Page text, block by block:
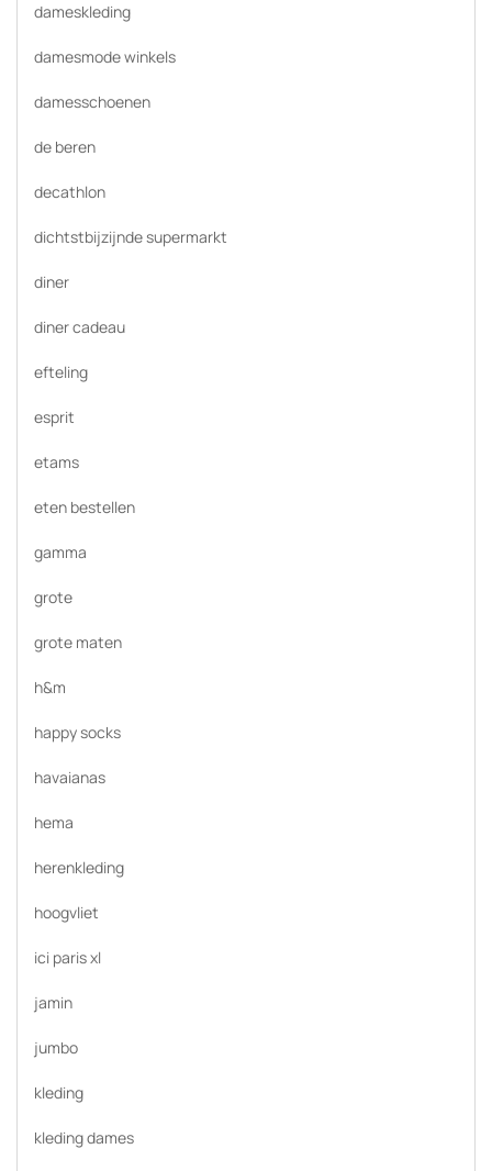
dameskleding
damesmode winkels
damesschoenen
de beren
decathlon
dichtstbijzijnde supermarkt
diner
diner cadeau
efteling
esprit
etams
eten bestellen
gamma
grote
grote maten
h&m
happy socks
havaianas
hema
herenkleding
hoogvliet
ici paris xl
jamin
jumbo
kleding
kleding dames